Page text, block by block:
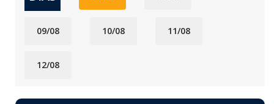
09/08 10/08 11/08
12/08